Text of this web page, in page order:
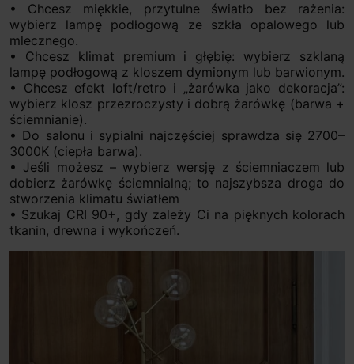
• Chcesz miękkie, przytulne światło bez rażenia:
wybierz lampę podłogową ze szkła opalowego lub
mlecznego.
• Chcesz klimat premium i głębię: wybierz szklaną
lampę podłogową z kloszem dymionym lub barwionym.
• Chcesz efekt loft/retro i „żarówka jako dekoracja”:
wybierz klosz przezroczysty i dobrą żarówkę (barwa +
ściemnianie).
• Do salonu i sypialni najczęściej sprawdza się 2700–
3000K (ciepła barwa).
• Jeśli możesz – wybierz wersję z ściemniaczem lub
dobierz żarówkę ściemnialną; to najszybsza droga do
stworzenia klimatu światłem
• Szukaj CRI 90+, gdy zależy Ci na pięknych kolorach
tkanin, drewna i wykończeń.